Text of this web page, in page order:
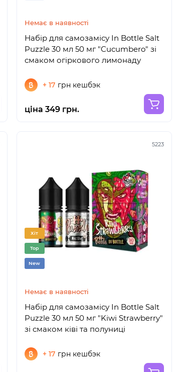
Немає в наявності
Набір для самозамісу In Bottle Salt
Puzzle 30 мл 50 мг "Cucumbero" зі
смаком огіркового лимонаду
+ 17 грн кешбэк
ціна 349 грн.
5223
Хіт
Top
New
Немає в наявності
Набір для самозамісу In Bottle Salt
Puzzle 30 мл 50 мг "Kiwi Strawberry"
зі смаком ківі та полуниці
+ 17 грн кешбэк